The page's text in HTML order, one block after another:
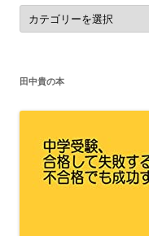
カ
テ
ゴ
田中貴の本